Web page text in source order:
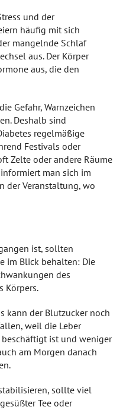
und der
häufig mit sich
mangelnde Schlaf
aus. Der Körper
aus, die den
Gefahr, Warnzeichen
Deshalb sind
regelmäßige
Festivals oder
Zelte oder andere Räume
man sich im
der Veranstaltung, wo
ist, sollten
im Blick behalten: Die
des
Körpers.
kann der Blutzucker noch
weil die Leber
ist und weniger
am Morgen danach
sollte viel
Tee oder